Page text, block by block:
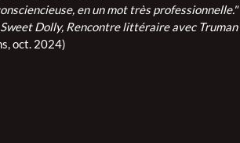
en un mot très professionnelle."
Sweet Dolly, Rencontre littéraire avec Truman
oct. 2024)